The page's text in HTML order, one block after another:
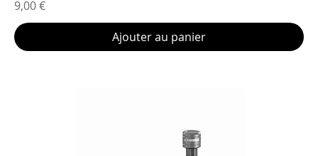
Prix
9,00 €
Ajouter au panier